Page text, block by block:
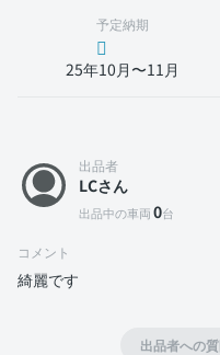
予定納期
25年10月〜11月
出品者
LCさん
出品中の車両0台
コメント
綺麗です
出品者への